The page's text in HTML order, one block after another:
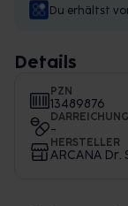
Du erhältst
Details
PZN
13489876
-
HERSTELLER
ARCANA Dr.